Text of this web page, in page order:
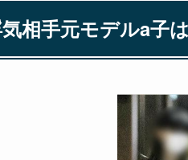
相手元モデルa子